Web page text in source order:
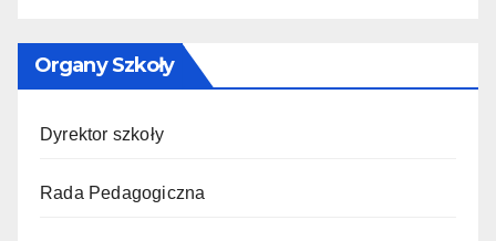
Organy Szkoły
Dyrektor szkoły
Rada Pedagogiczna